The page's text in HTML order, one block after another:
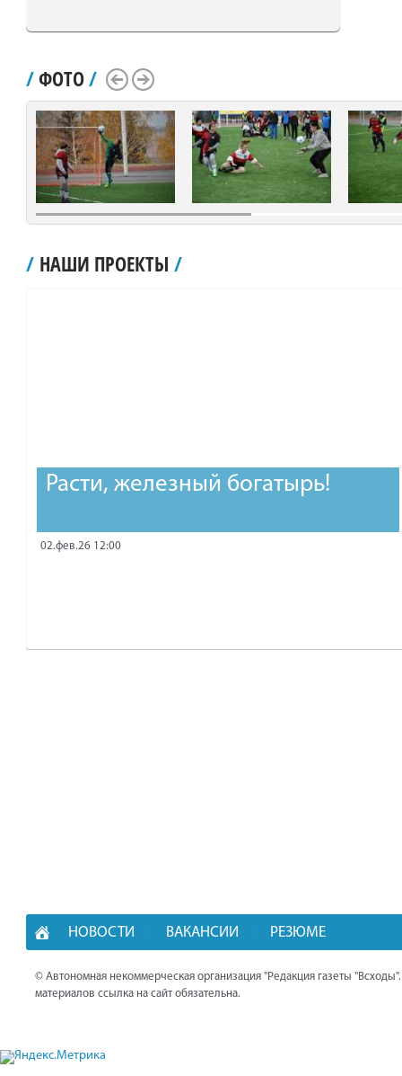
/ФОТО/
Scroll LeftScroll Right
/ НАШИ ПРОЕКТЫ /
Расти, железный богатырь!
02.фев.26 12:00
НОВОСТИ ВАКАНСИИ РЕЗЮМЕ
© Автономная некоммерческая организация "Редакция газеты
материалов ссылка на сайт обязательна.